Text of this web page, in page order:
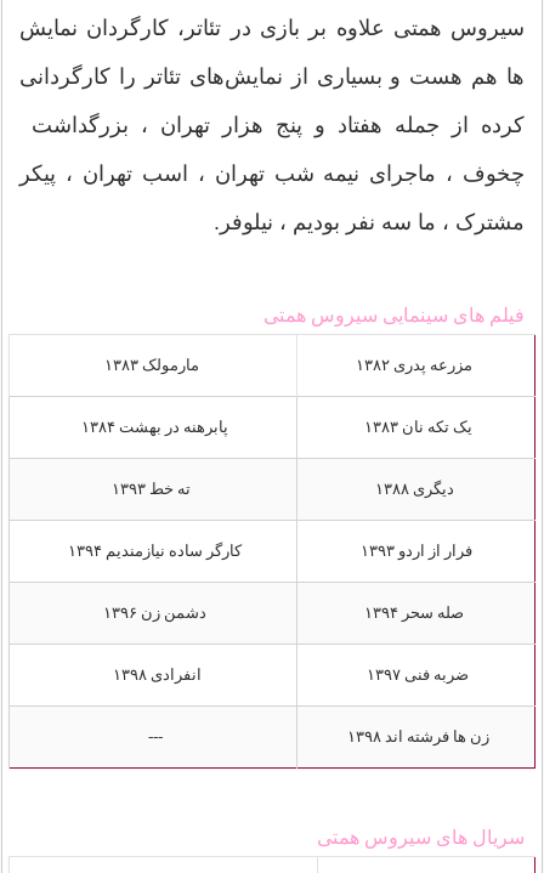
سیروس همتی علاوه بر بازی در تئاتر، کارگردان نمایش
ها هم هست و بسیاری از نمایش‌های تئاتر را کارگردانی
کرده از جمله هفتاد و پنج هزار تهران ، بزرگداشت
چخوف ، ماجرای نیمه شب تهران ، اسب تهران ، پیکر
مشترک ، ما سه نفر بودیم ، نیلوفر.
فیلم های سینمایی سیروس همتی
مزرعه پدری ۱۳۸۲ مارمولک ۱۳۸۳
یک تکه نان ۱۳۸۳ پابرهنه در بهشت ۱۳۸۴
دیگری ۱۳۸۸ ته خط ۱۳۹۳
فرار از اردو ۱۳۹۳ کارگر ساده نیازمندیم ۱۳۹۴
صله سحر ۱۳۹۴ دشمن‌ زن ۱۳۹۶
ضربه فنی ۱۳۹۷ انفرادی ۱۳۹۸
زن ها فرشته اند ۱۳۹۸ ---
سریال های سیروس همتی